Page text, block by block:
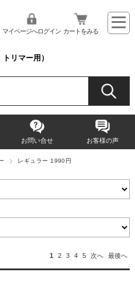
リマー用）
マイページへログイン カートをみる
お問い合せ お客様の声
レギュラー 1990円
1 2 3 4 5 次へ 最後へ